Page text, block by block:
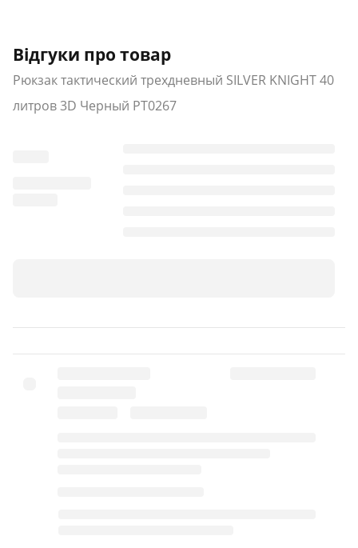
Відгуки про товар
Рюкзак тактический трехдневный SILVER KNIGHT 40
литров 3D Черный PT0267